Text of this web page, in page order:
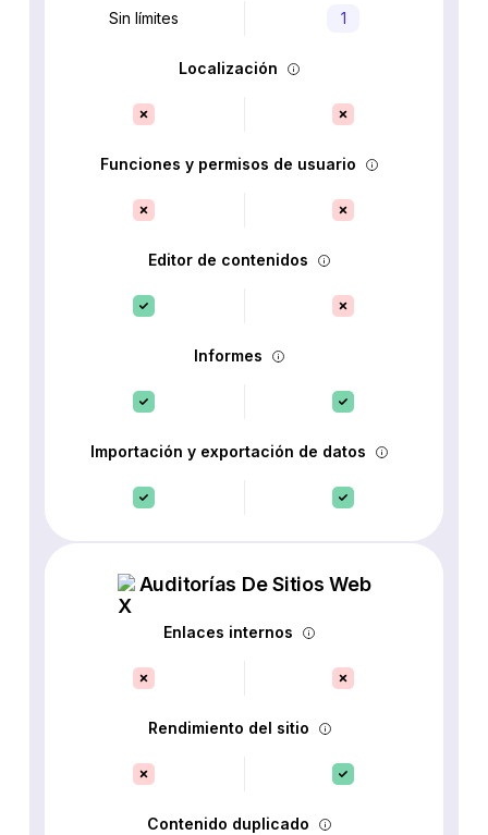
Sin límites 1
Localización
Funciones y permisos de usuario
Editor de contenidos
Informes
Importación y exportación de datos
Auditorías De Sitios Web
Enlaces internos
Rendimiento del sitio
Contenido duplicado